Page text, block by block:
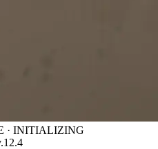
· INITIALIZING